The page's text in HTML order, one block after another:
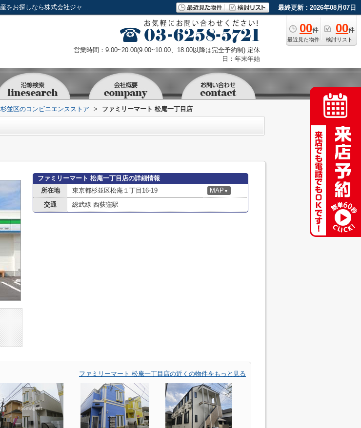
ファミリーマート 松庵一丁目店情報ページ｜新宿・東京で賃貸・不動産をお探しなら株式会社ジャパンリアルエステート 最終更新：2026年08月07日
00件
最近見た物件
00件
検討リスト
営業時間：9:00~20:00(9:00~10:00、18:00以降は完全予約制) 定休
日：年末年始
杉並区のコンビニエンスストア > ファミリーマート 松庵一丁目店
ファミリーマート 松庵一丁目店の詳細情報
所在地
東京都杉並区松庵１丁目16-19 MAP ▼
交通 総武線 西荻窪駅
ファミリーマート 松庵一丁目店の近くの物件をもっと見る